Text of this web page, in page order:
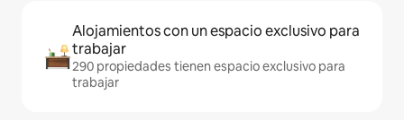
Alojamientos con un espacio exclusivo para
trabajar
290 propiedades tienen espacio exclusivo para
trabajar